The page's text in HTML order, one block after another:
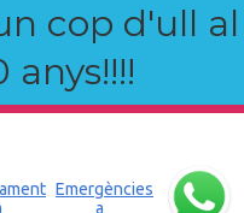
cop d'ull al
anys!!!!
Emergències
a